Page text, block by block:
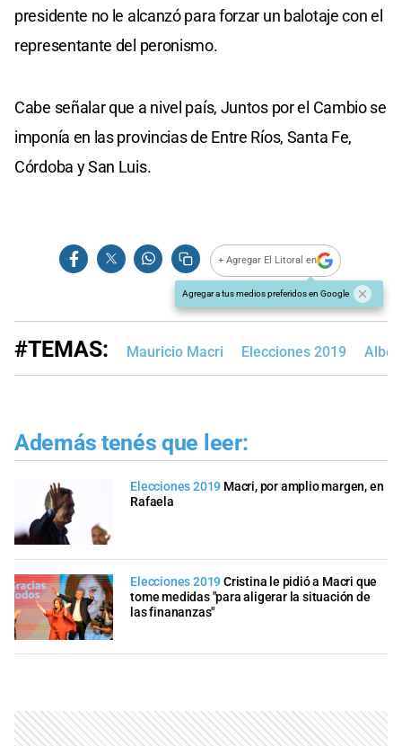
presidente no le alcanzó para forzar un balotaje con el
representante del peronismo.
Cabe señalar que a nivel país, Juntos por el Cambio se
imponía en las provincias de Entre Ríos, Santa Fe,
Córdoba y San Luis.
+ Agregar El Litoral en
Agregar a tus medios preferidos en Google
#TEMAS: Mauricio Macri Elecciones 2019
Además tenés que leer:
Elecciones 2019 Macri, por amplio margen, en
Rafaela
Elecciones 2019Cristina le pidió a Macri que
tome medidas "para aligerar la situación de
las finananzas"